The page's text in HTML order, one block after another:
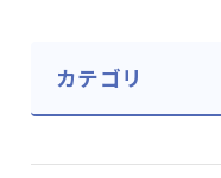
カテゴリ